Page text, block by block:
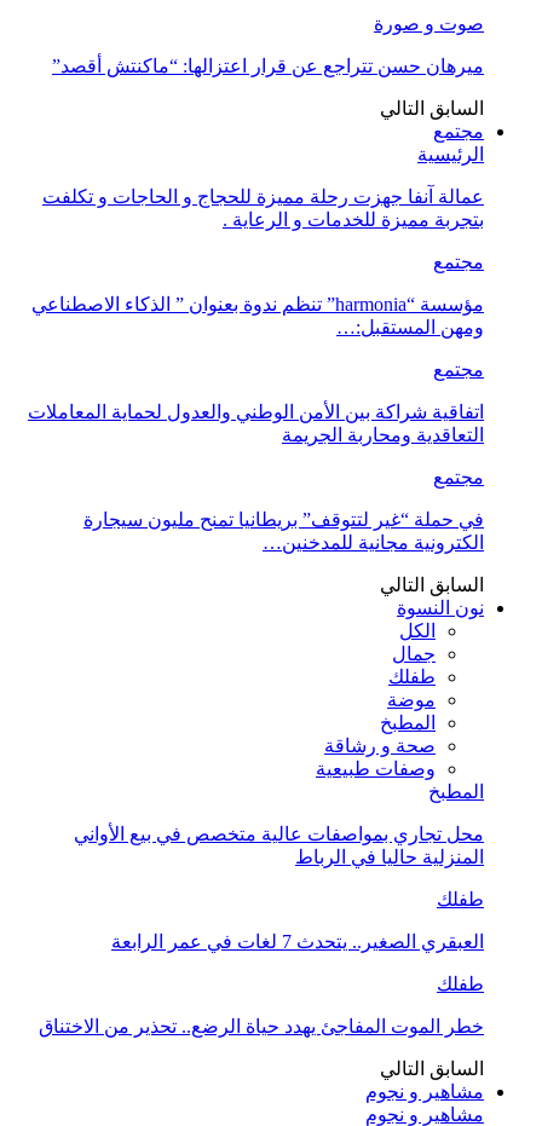
صوت و صورة
ميرهان حسن تتراجع عن قرار اعتزالها: “ماكنتش أقصد”
السابق التالي
مجتمع
الرئيسية
عمالة آنفا جهزت رحلة مميزة للحجاج و الحاجات و تكلفت
بتجربة مميزة للخدمات و الرعاية .
مجتمع
مؤسسة “harmonia” تنظم ندوة بعنوان ” الذكاء الاصطناعي
ومهن المستقبل:…
مجتمع
اتفاقية شراكة بين الأمن الوطني والعدول لحماية المعاملات
التعاقدية ومحاربة الجريمة
مجتمع
في حملة “غير لتتوقف” بريطانيا تمنح مليون سيجارة
الكترونية مجانية للمدخنين…
السابق التالي
نون النسوة
الكل
جمال
طفلك
موضة
المطبخ
صحة و رشاقة
وصفات طبيعية
المطبخ
محل تجاري بمواصفات عالية متخصص في بيع الأواني
المنزلية حاليا في الرباط
طفلك
العبقري الصغير.. يتحدث 7 لغات في عمر الرابعة
طفلك
خطر الموت المفاجئ يهدد حياة الرضع.. تحذير من الاختناق
السابق التالي
مشاهير و نجوم
مشاهير و نجوم